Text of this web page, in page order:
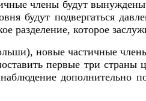
члены будут
будут подвергаться
разделение, которое
новые частичные
первые три
дополнительно